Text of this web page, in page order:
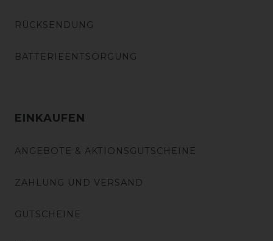
RÜCKSENDUNG
BATTERIEENTSORGUNG
EINKAUFEN
ANGEBOTE & AKTIONSGUTSCHEINE
ZAHLUNG UND VERSAND
GUTSCHEINE